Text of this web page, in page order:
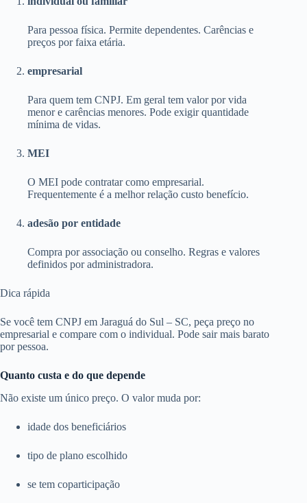
Para pessoa física. Permite dependentes. Carências e
preços por faixa etária.
empresarial
Para quem tem CNPJ. Em geral tem valor por vida
menor e carências menores. Pode exigir quantidade
mínima de vidas.
MEI
O MEI pode contratar como empresarial.
Frequentemente é a melhor relação custo benefício.
adesão por entidade
Compra por associação ou conselho. Regras e valores
definidos por administradora.
Dica rápida
Se você tem CNPJ em Jaraguá do Sul – SC, peça preço no
empresarial e compare com o individual. Pode sair mais barato
por pessoa.
Quanto custa e do que depende
Não existe um único preço. O valor muda por:
idade dos beneficiários
tipo de plano escolhido
se tem coparticipação